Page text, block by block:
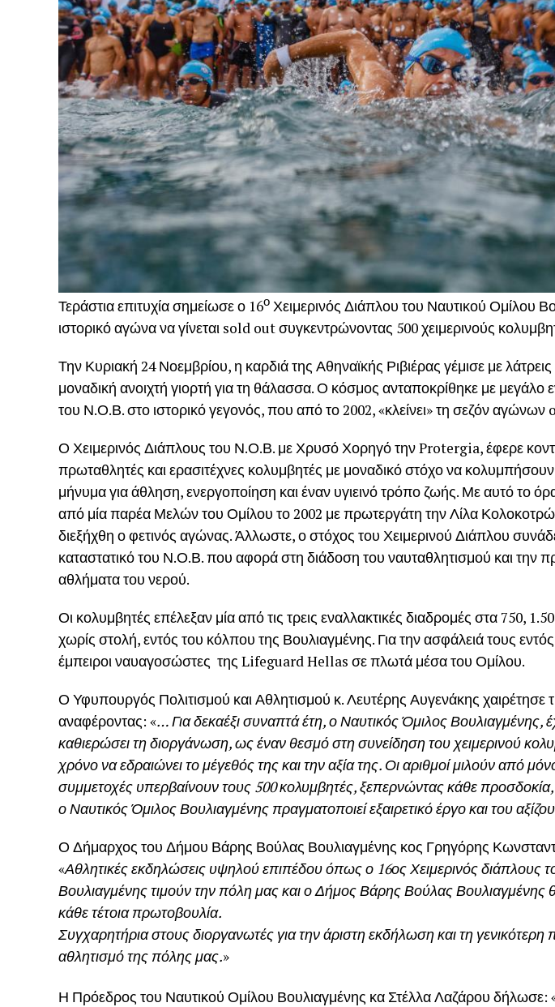
Τεράστια επιτυχία σημείωσε ο 16ο Χειμερινός Διάπλου του Ναυτικού Ομίλου
ιστορικό αγώνα να γίνεται sold out συγκεντρώνοντας 500 χειμερινούς
Την Κυριακή 24 Νοεμβρίου, η καρδιά της Αθηναϊκής Ριβιέρας γέμισε με
μοναδική ανοιχτή γιορτή για τη θάλασσα. Ο κόσμος ανταποκρίθηκε με
του Ν.Ο.Β. στο ιστορικό γεγονός, που από το 2002, «κλείνει» τη σεζόν αγώνων
Ο Χειμερινός Διάπλους του Ν.Ο.Β. με Χρυσό Χορηγό την Protergia, έφερε
πρωταθλητές και ερασιτέχνες κολυμβητές με μοναδικό στόχο να
μήνυμα για άθληση, ενεργοποίηση και έναν υγιεινό τρόπο ζωής. Με αυτό το
από μία παρέα Μελών του Ομίλου το 2002 με πρωτεργάτη την Λίλα
διεξήχθη ο φετινός αγώνας. Άλλωστε, ο στόχος του Χειμερινού Διάπλου
καταστατικό του Ν.Ο.Β. που αφορά στη διάδοση του ναυταθλητισμού και την
αθλήματα του νερού.
Οι κολυμβητές επέλεξαν μία από τις τρεις εναλλακτικές διαδρομές στα 750,
χωρίς στολή, εντός του κόλπου της Βουλιαγμένης. Για την ασφάλειά τους
έμπειροι ναυαγοσώστες της Lifeguard Hellas σε πλωτά μέσα του Ομίλου.
Ο Υφυπουργός Πολιτισμού και Αθλητισμού κ. Λευτέρης Αυγενάκης χαιρέτησε
αναφέροντας: «… Για δεκαέξι συναπτά έτη, ο Ναυτικός Όμιλος Βουλιαγμένης,
καθιερώσει τη διοργάνωση, ως έναν θεσμό στη συνείδηση του χειμερινού
χρόνο να εδραιώνει το μέγεθός της και την αξία της. Οι αριθμοί μιλούν από
συμμετοχές υπερβαίνουν τους 500 κολυμβητές, ξεπερνώντας κάθε προσδοκία,
ο Ναυτικός Όμιλος Βουλιαγμένης πραγματοποιεί εξαιρετικό έργο και του
Ο Δήμαρχος του Δήμου Βάρης Βούλας Βουλιαγμένης κος Γρηγόρης
«Αθλητικές εκδηλώσεις υψηλού επιπέδου όπως ο 16ος Χειμερινός διάπλους
Βουλιαγμένης τιμούν την πόλη μας και ο Δήμος Βάρης Βούλας Βουλιαγμένης
κάθε τέτοια πρωτοβουλία.
Συγχαρητήρια στους διοργανωτές για την άριστη εκδήλωση και τη
αθλητισμό της πόλης μας.»
Η Πρόεδρος του Ναυτικού Ομίλου Βουλιαγμένης κα Στέλλα Λαζάρου δήλωσε: